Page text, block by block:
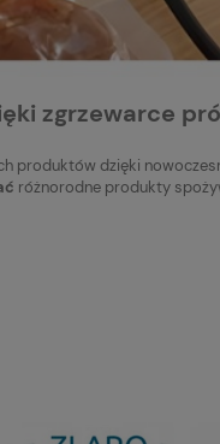
zgrzewarce
produktów dzięki
różnorodne produkty